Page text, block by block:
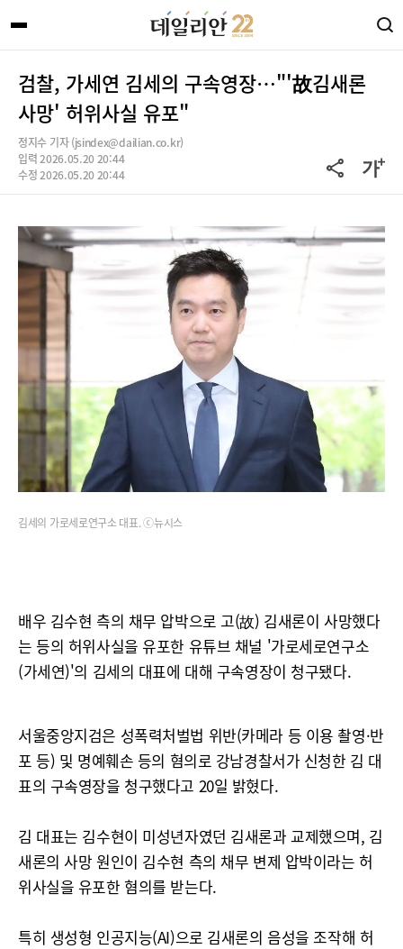
검찰, 가세연 김세의 구속영장…"'故김새론
사망' 허위사실 유포"
정지수 기자 (jsindex@dailian.co.kr)
입력 2026.05.20 20:44
수정 2026.05.20 20:44
김세의 가로세로연구소 대표. ⓒ뉴시스
배우 김수현 측의 채무 압박으로 고(故) 김새론이 사망했다
는 등의 허위사실을 유포한 유튜브 채널 '가로세로연구소
(가세연)'의 김세의 대표에 대해 구속영장이 청구됐다.
서울중앙지검은 성폭력처벌법 위반(카메라 등 이용 촬영·반
포 등) 및 명예훼손 등의 혐의로 강남경찰서가 신청한 김 대
표의 구속영장을 청구했다고 20일 밝혔다.
김 대표는 김수현이 미성년자였던 김새론과 교제했으며, 김
새론의 사망 원인이 김수현 측의 채무 변제 압박이라는 허
위사실을 유포한 혐의를 받는다.
특히 생성형 인공지능(AI)으로 김새론의 음성을 조작해 허